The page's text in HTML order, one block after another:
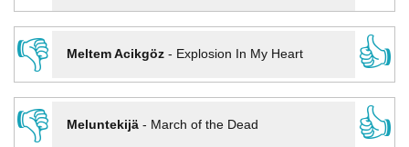
👎
Meltem Acikgöz- Explosion In My Heart
👍
👎
Meluntekijä- March of the Dead
👍